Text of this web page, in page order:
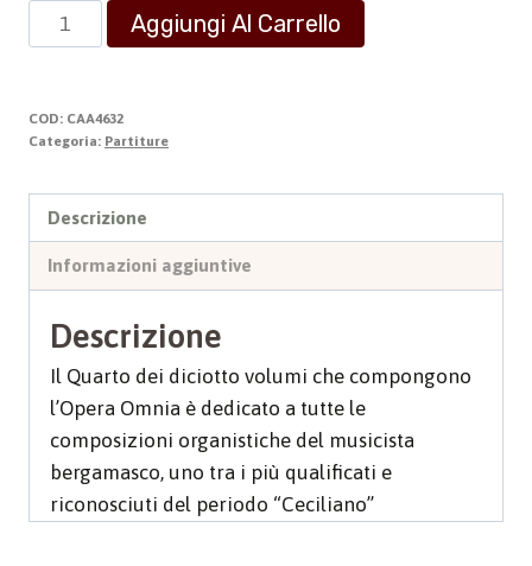
Opera
Omnia
-
Organo
Aggiungi Al Carrello
COD: CAA4632
Categoria: Partiture
Descrizione
Informazioni aggiuntive
Descrizione
Il Quarto dei diciotto volumi che compongono
l’Opera Omnia è dedicato a tutte le
composizioni organistiche del musicista
bergamasco, uno tra i più qualificati e
riconosciuti del periodo “Ceciliano”